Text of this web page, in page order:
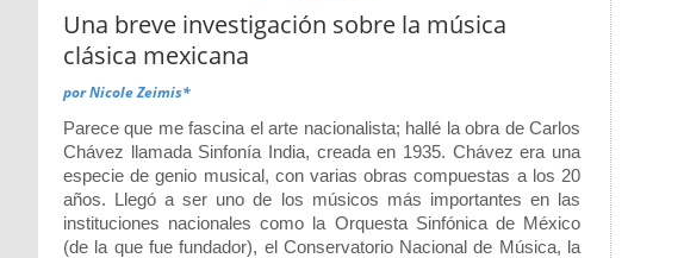
Una breve investigación sobre la música
clásica mexicana
porNicole Zeimis*
Parece que me fascina el arte nacionalista; hallé la obra de Carlos
Chávez llamada Sinfonía India, creada en 1935. Chávez era una
especie de genio musical, con varias obras compuestas a los 20
años. Llegó a ser uno de los músicos más importantes en las
instituciones nacionales como la Orquesta Sinfónica de México
(de la que fue fundador), el Conservatorio Nacional de Música, la